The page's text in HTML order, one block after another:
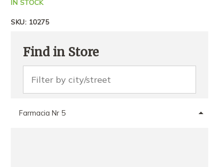
IN STOCK
SKU: 10275
Find in Store
Farmacia Nr 5